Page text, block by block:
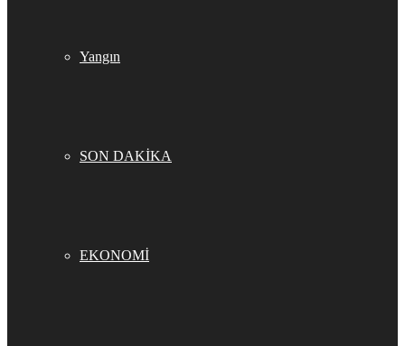
Yangın
SON DAKİKA
EKONOMİ